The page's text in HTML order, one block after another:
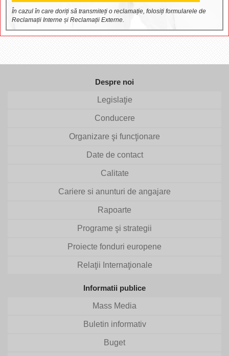
În cazul în care doriți să transmiteți o reclamație, folosiți formularele de
Reclamații Interne și Reclamații Externe.
Despre noi
Legislaţie
Conducere
Organizare şi funcţionare
Date de contact
Calitate
Cariere si anunturi de angajare
Rapoarte
Programe şi strategii
Proiecte fonduri europene
Relaţii Internaţionale
Informatii publice
Mass Media
Buletin informativ
Buget